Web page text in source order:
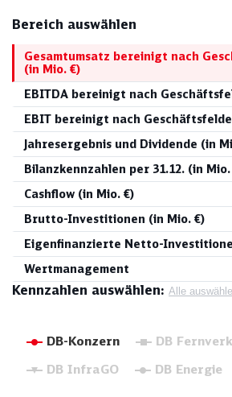
Bereich auswählen
Gesamtumsatz bereinigt nach
(in Mio. €)
EBITDA bereinigt nach
EBIT bereinigt nach
Jahresergebnis und Dividende (in
Bilanzkennzahlen per 31.12. (in Mio.
Cashflow (in Mio. €)
Brutto-Investitionen (in Mio. €)
Eigenfinanzierte Netto-
Wertmanagement
Kennzahlen auswählen: Alle
DB-Konzern DB
DB InfraGO
DB Energie